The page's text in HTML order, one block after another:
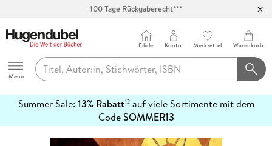
100 Tage Rückgaberecht***
Hugendubel
Menu
Filiale Konto Merkzettel Warenkorb
Summer Sale: 13% Rabatt12auf viele Sortimente mit dem
CodeSOMMER13
erfahren